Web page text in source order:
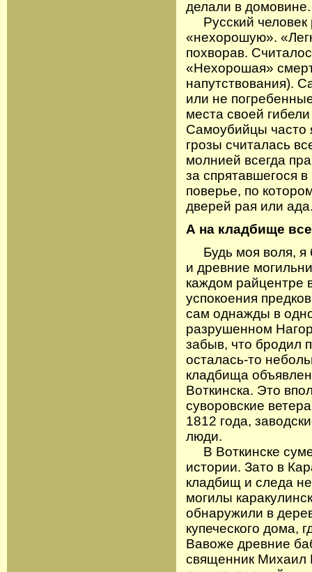
делали в домовине.
Русский человек
«нехорошую».
похворав.
«Нехорошая»
напутствования).
или не
места своей
Самоубийцы часто
грозы считалась
молнией всегда
за спрятавшегося
поверье, по
дверей рая или
А на кладбище
Будь моя воля, я
и древние
каждом райцентре
успокоения
сам однажды в
разрушенном
забыв, что бродил
осталась-то
кладбища
Воткинска. Это
суворовские
1812 года,
люди.
В Воткинске
истории. Зато в
кладбищ и следа
могилы
обнаружили в
купеческого дома,
Вавоже древние
священник Михаил